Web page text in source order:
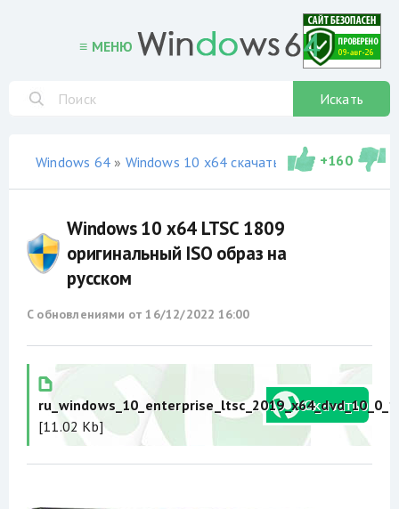
≡ МЕНЮ
Искать
Windows 64» Windows 10 x64 скачать торрент»
+160
Windows 10 x64 LTSC 1809
оригинальный ISO образ на
русском
С обновлениями от16/12/2022 16:00
[11.02 Kb]